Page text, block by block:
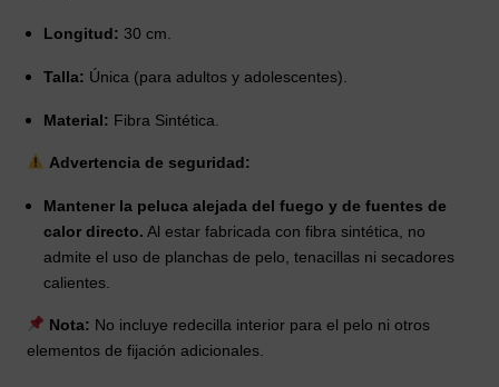
Longitud: 30 cm.
Talla: Única (para adultos y adolescentes).
Material: Fibra Sintética.
Advertencia de seguridad:
Mantener la peluca alejada del fuego y de fuentes de
calor directo. Al estar fabricada con fibra sintética, no
admite el uso de planchas de pelo, tenacillas ni secadores
calientes.
Nota: No incluye redecilla interior para el pelo ni otros
elementos de fijación adicionales.